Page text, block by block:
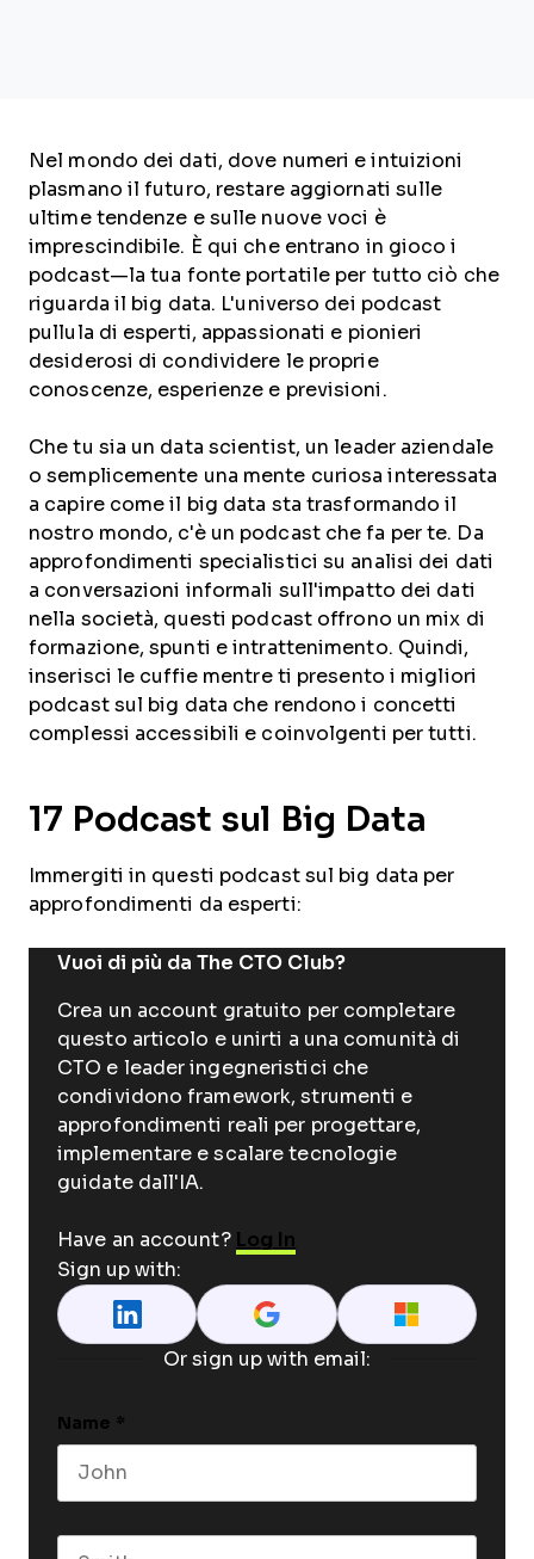
Nel mondo dei dati, dove numeri e intuizioni
plasmano il futuro, restare aggiornati sulle
ultime tendenze e sulle nuove voci è
imprescindibile. È qui che entrano in gioco i
podcast—la tua fonte portatile per tutto ciò che
riguarda il big data. L'universo dei podcast
pullula di esperti, appassionati e pionieri
desiderosi di condividere le proprie
conoscenze, esperienze e previsioni.
Che tu sia un data scientist, un leader aziendale
o semplicemente una mente curiosa interessata
a capire come il big data sta trasformando il
nostro mondo, c'è un podcast che fa per te. Da
approfondimenti specialistici su analisi dei dati
a conversazioni informali sull'impatto dei dati
nella società, questi podcast offrono un mix di
formazione, spunti e intrattenimento. Quindi,
inserisci le cuffie mentre ti presento i migliori
podcast sul big data che rendono i concetti
complessi accessibili e coinvolgenti per tutti.
17 Podcast sul Big Data
Immergiti in questi podcast sul big data per
approfondimenti da esperti:
Vuoi di più da The CTO Club?
Crea un account gratuito per completare
questo articolo e unirti a una comunità di
CTO e leader ingegneristici che
condividono framework, strumenti e
approfondimenti reali per progettare,
implementare e scalare tecnologie
guidate dall'IA.
Have an account? Log In
Sign up with:
Or sign up with email:
Name *